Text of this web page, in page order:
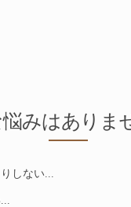
みはありま
しない...